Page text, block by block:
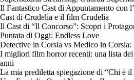
Il Fantastico Cast di Appuntamento con
Cast di Crudelia e il film Crudelia
Il Cast di “Il Concorso”: Scopri i
Puntata di Oggi: Endless Love
Detective in Corsia vs Medico in
I migliori film horror recenti: una lista
anni
La mia prediletta spiegazione di “Chi è